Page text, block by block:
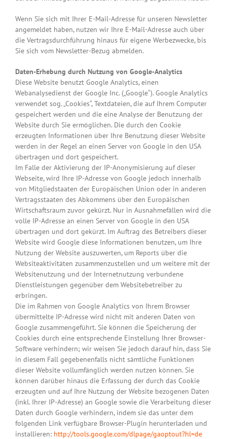
Wenn Sie sich mit Ihrer E-Mail-Adresse für unseren Newsletter
angemeldet haben, nutzen wir Ihre E-Mail-Adresse auch über
die Vertragsdurchführung hinaus für eigene Werbezwecke, bis
Sie sich vom Newsletter-Bezug abmelden.
Daten-Erhebung durch Nutzung von Google-Analytics
Diese Website benutzt Google Analytics, einen
Webanalysedienst der Google Inc. („Google“). Google Analytics
verwendet sog. „Cookies“, Textdateien, die auf Ihrem Computer
gespeichert werden und die eine Analyse der Benutzung der
Website durch Sie ermöglichen. Die durch den Cookie
erzeugten Informationen über Ihre Benutzung dieser Website
werden in der Regel an einen Server von Google in den USA
übertragen und dort gespeichert.
Im Falle der Aktivierung der IP-Anonymisierung auf dieser
Webseite, wird Ihre IP-Adresse von Google jedoch innerhalb
von Mitgliedstaaten der Europäischen Union oder in anderen
Vertragsstaaten des Abkommens über den Europäischen
Wirtschaftsraum zuvor gekürzt. Nur in Ausnahmefällen wird die
volle IP-Adresse an einen Server von Google in den USA
übertragen und dort gekürzt. Im Auftrag des Betreibers dieser
Website wird Google diese Informationen benutzen, um Ihre
Nutzung der Website auszuwerten, um Reports über die
Websiteaktivitäten zusammenzustellen und um weitere mit der
Websitenutzung und der Internetnutzung verbundene
Dienstleistungen gegenüber dem Websitebetreiber zu
erbringen.
Die im Rahmen von Google Analytics von Ihrem Browser
übermittelte IP-Adresse wird nicht mit anderen Daten von
Google zusammengeführt. Sie können die Speicherung der
Cookies durch eine entsprechende Einstellung Ihrer Browser-
Software verhindern; wir weisen Sie jedoch darauf hin, dass Sie
in diesem Fall gegebenenfalls nicht sämtliche Funktionen
dieser Website vollumfänglich werden nutzen können. Sie
können darüber hinaus die Erfassung der durch das Cookie
erzeugten und auf Ihre Nutzung der Website bezogenen Daten
(inkl. Ihrer IP-Adresse) an Google sowie die Verarbeitung dieser
Daten durch Google verhindern, indem sie das unter dem
folgenden Link verfügbare Browser-Plugin herunterladen und
installieren: http://tools.google.com/dlpage/gaoptout?hl=de